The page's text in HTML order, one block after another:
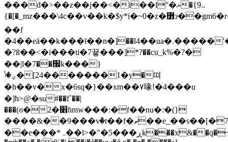
���d�>��z��j��<�i��lʺ�ޔ�{9..
{�[�_mz���\4c��v��k�$y*i�~0�z�߻ɂ��gm6�r��dhv����՗�����3�{.;��3��e��
��f
�4��eä��k���ī��n�]��l4��ua�.�����
�?ß��<�i���ti�7끃���]*?��cu_k%�?�
��|l�׬��7k���}
ؠ�ݴ�[24�������1�y�뗘
� h��v�x�6sq�}��xm��٧喙!� 4���u
�]ћ>@�su#��f`��|
���(ϭ�2�׎ɦmw���:�f��nu�:�(}
����&��9���vٞ�t��f�ތ��e_��s��[�7x��
��e���*ہ��l>�"�5���ڕk���x&��q�~�